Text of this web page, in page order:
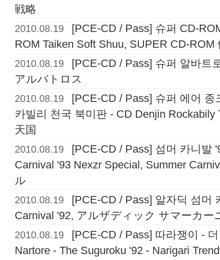
戦略
2010.08.19
[PCE-CD / Pass] 슈퍼 CD-
ROM Taiken Soft Shuu, SUPER CD-ROM
2010.08.19
[PCE-CD / Pass] 슈퍼 알바트
アルバトロス
2010.08.19
[PCE-CD / Pass] 슈퍼 에어
카빌리 천국 북미판 - CD Denjin
天国
2010.08.19
[PCE-CD / Pass] 섬머 카니발
Carnival '93 Nexzr Special, Summer
ル
2010.08.19
[PCE-CD / Pass] 알자딕 섬머
Carnival '92, アルザディック サマーカー
2010.08.19
[PCE-CD / Pass] 따라쟁이 -
Nartore - The Suguroku '92 - Narigari